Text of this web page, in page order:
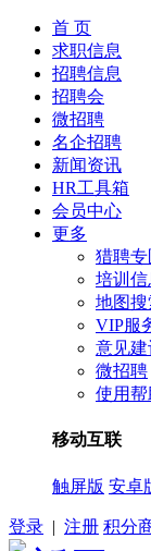
首 页
求职信息
招聘信息
招聘会
微招聘
名企招聘
新闻资讯
HR工具箱
会员中心
更多
猎聘专
培训信
地图搜
VIP服
意见建
微招聘
使用帮
移动互联
触屏版 安卓
登录 | 注册 积分